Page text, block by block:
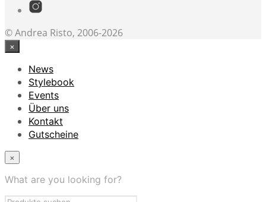
© Andrea Risto, 2006-2026
×
News
Stylebook
Events
Über uns
Kontakt
Gutscheine
×
What are you looking for?